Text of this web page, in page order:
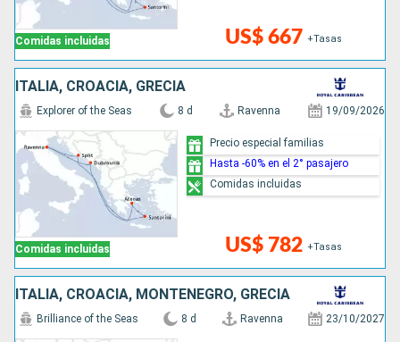
Comidas incluidas US$ 667 +Tasas
ITALIA, CROACIA, GRECIA
Comidas incluidas
Explorer of the Seas 8 d Ravenna 19/09/2026
US$ 782 +Tasas
Precio especial familias
Hasta -60% en el 2° pasajero
Comidas incluidas
ITALIA, CROACIA, MONTENEGRO, GRECIA
Brilliance of the Seas 8 d Ravenna 23/10/2027